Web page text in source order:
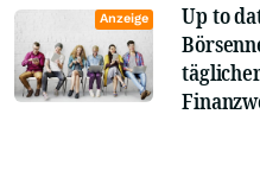
Anzeige
Up to